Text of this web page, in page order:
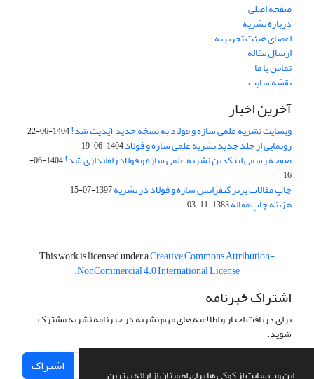
این وب سایت از کوکی ها برای اطمینان از ارائه بهترین
صفحه اصلی
درباره نشریه
اعضای هیئت تحریریه
ارسال مقاله
تماس با ما
نقشه سایت
آخرین اخبار
وبسایت نشریه علمی سازه و فولاد به نسخه جدید آپدیت شد!1404-06-22
رونمایی از جلد جدید نشریه علمی سازه و فولاد1404-06-19
صفحه رسمی لینکدین نشریه علمی سازه و فولاد راه‌اندازی شد!
1404-06-
16
چاپ مقالات برتر کنفرانس سازه و فولاد در نشریه1397-07-15
هزینه چاپ مقاله1383-11-03
This work is licensed under aCreative Commons Attribution-
NonCommercial 4.0 International License
.
اشتراک خبرنامه
برای دریافت اخبار و اطلاعیه های مهم نشریه در خبرنامه نشریه مشترک
شوید.
اشتراک